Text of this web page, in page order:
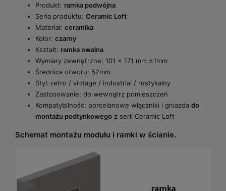
Produkt: ramka podwójna
Seria produktu: Ceramic Loft
Materiał: ceramika
Kolor: czarny
Kształt: ramka owalna
Wymiary zewnętrzne: 101 × 171 mm ±1mm
Średnica otworu: 52mm
Styl: retro / vintage / industrial / rustykalny
Zastosowanie: do wewnątrz pomieszczeń
Kompatybilność: porcelanowe włączniki i gniazda do
montażu podtynkowego z serii Ceramic Loft
Schemat montażu modułu i ramki w ścianie.